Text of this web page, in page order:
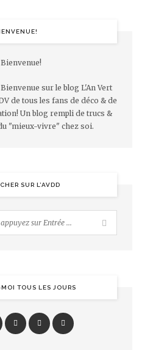
sur le blog L'An Vert
de tous les fans de déco & de
Un blog rempli de trucs &
"mieux-vivre" chez soi.
SUR L’AVDD
TOUS LES JOURS